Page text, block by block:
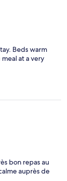
Beds warm
at a very
bon repas au
auprès de